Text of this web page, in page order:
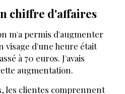
chiffre d'affaires
m'a permis d'augmenter
visage d'une heure était
à 70 euros. J'avais
augmentation.
les clientes comprennent